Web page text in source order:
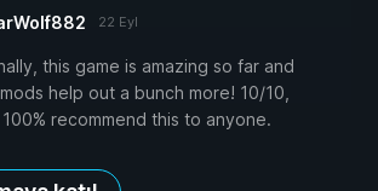
22 Eyl
this game is amazing so far and
help out a bunch more! 10/10,
recommend this to anyone.